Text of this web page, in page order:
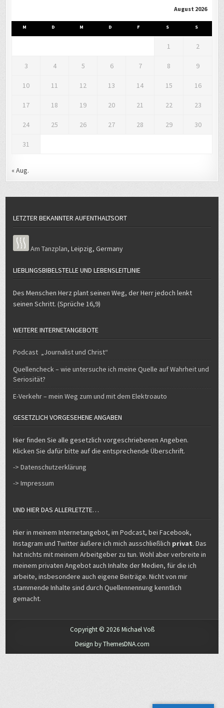
August 2026
M D M D F S S
1 2
3 4 5 6 7 8 9
10 11 12 13 14 15 16
17 18 19 20 21 22 23
24 25 26 27 28 29 30
31
« Aug.
LETZTER BEKANNTER AUFENTHALTSORT
Am Tanzplan,Leipzig,Germany
LIEBLINGSBIBELSTELLE UND LEBENSLEITLINIE
Des Menschen Herz plant seinen Weg, der Herr jedoch lenkt
seinen Schritt. (Sprüche 16,9)
WEITERE INTERNETANGEBOTE
Podcast „Journalist und Christ“
Quellencheck – wie untersuche ich meine Quelle auf Wahrheit und
Seriosität?
E-Verkehr – mein Weg zum und mit dem Elektroauto
GESETZLICH VORGESEHENE ANGABEN
Hier finden Sie alle gesetzlich vorgeschriebenen Angeben.
Klicken Sie dafür bitte auf die entsprechende Überschrift.
-> Datenschutzerklärung
-> Impressum
UND HIER DAS ALLERLETZTE…
Hier in meinem Internetangebot, im Podcast, bei Facebook,
Instagram und Twitter äußere ich mich ausschließlich privat. Das
hat nichts mit meinem Arbeitgeber zu tun. Wohl aber verbreite in
meinem privaten Angebot auch Inhalte der Medien, für die ich
arbeite, insbesondere auch eigene Beiträge. Nicht von mir
stammende Inhalte sind durch Quellennennung kenntlich
gemacht.
Copyright © 2026 Michael Voß
Design by ThemesDNA.com